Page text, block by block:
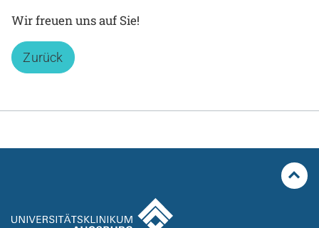
Wir freuen uns auf Sie!
Zurück